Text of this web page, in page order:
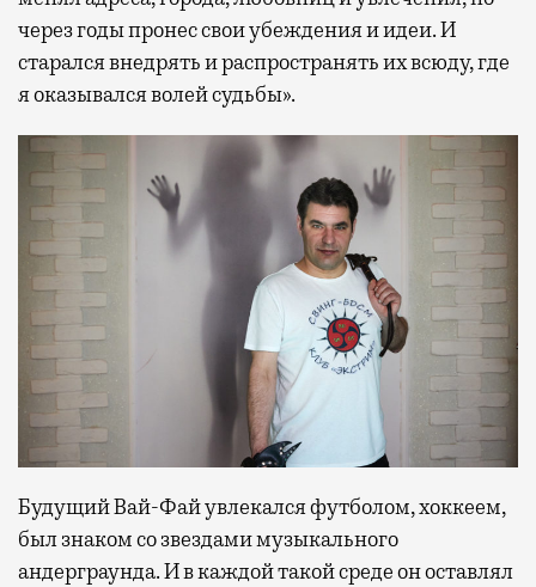
через годы пронес свои убеждения и идеи. И
старался внедрять и распространять их всюду, где
я оказывался волей судьбы».
Будущий Вай-Фай увлекался футболом, хоккеем,
был знаком со звездами музыкального
андерграунда. И в каждой такой среде он оставлял